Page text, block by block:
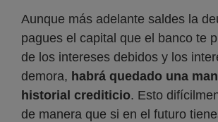
Aunque más adelante saldes la
pagues el capital que el banco te
de los intereses debidos y los
demora, habrá quedado una
historial crediticio. Esto
de manera que si en el futuro